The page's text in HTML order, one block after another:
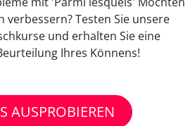
verbessern? Testen Sie unsere
und erhalten Sie eine
Ihres Könnens!
AUSPROBIEREN